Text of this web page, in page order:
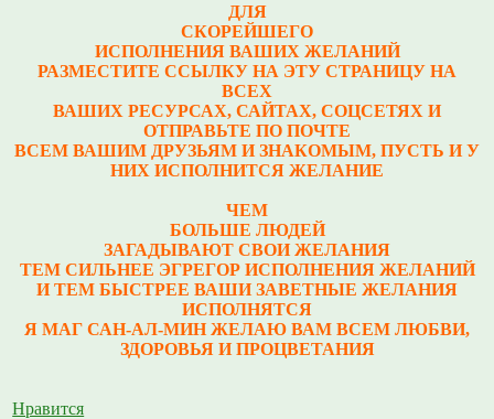
ДЛЯ
СКОРЕЙШЕГО
ИСПОЛНЕНИЯ ВАШИХ ЖЕЛАНИЙ
РАЗМЕСТИТЕ ССЫЛКУ НА ЭТУ СТРАНИЦУ НА
ВСЕХ
ВАШИХ РЕСУРСАХ, САЙТАХ, СОЦСЕТЯХ И
ОТПРАВЬТЕ ПО ПОЧТЕ
ВСЕМ ВАШИМ ДРУЗЬЯМ И ЗНАКОМЫМ, ПУСТЬ И У
НИХ ИСПОЛНИТСЯ ЖЕЛАНИЕ
ЧЕМ
БОЛЬШЕ ЛЮДЕЙ
ЗАГАДЫВАЮТ СВОИ ЖЕЛАНИЯ
ТЕМ СИЛЬНЕЕ ЭГРЕГОР ИСПОЛНЕНИЯ ЖЕЛАНИЙ
И ТЕМ БЫСТРЕЕ ВАШИ ЗАВЕТНЫЕ ЖЕЛАНИЯ
ИСПОЛНЯТСЯ
Я МАГ САН-АЛ-МИН ЖЕЛАЮ ВАМ ВСЕМ ЛЮБВИ,
ЗДОРОВЬЯ И ПРОЦВЕТАНИЯ
Нравится